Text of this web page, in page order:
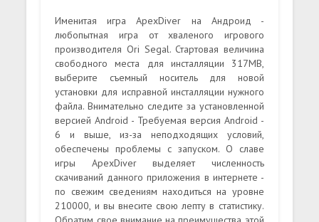
Именитая игра ApexDiver на Андроид -
любопытная игра от хваленого игрового
производителя Ori Segal. Стартовая величина
свободного места для инсталляции 317MB,
выберите съемный носитель для новой
установки для исправной инсталляции нужного
файла. Внимательно следите за установленной
версией Android - Требуемая версия Android -
6 и выше, из-за неподходящих условий,
обеспечены проблемы с запуском. О славе
игры ApexDiver выделяет численность
скачиваний данного приложения в интернете -
по свежим сведениям находиться на уровне
210000, и вы внесите свою лепту в статистику.